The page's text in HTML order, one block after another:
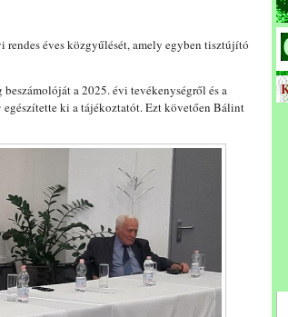
éves közgyűlését, amely egyben tisztújító
a 2025. évi tevékenységről és a
egészítette ki a tájékoztatót. Ezt követően Bálint